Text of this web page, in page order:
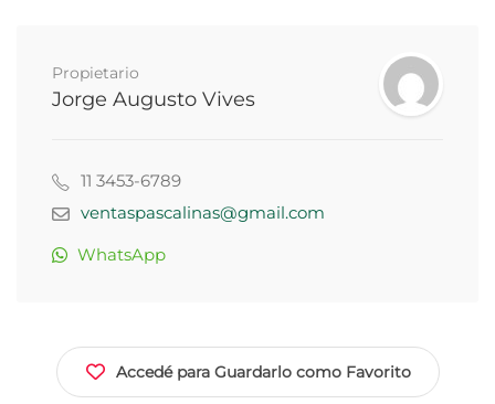
Propietario
Jorge Augusto Vives
11 3453-6789
ventaspascalinas@gmail.com
WhatsApp
Accedé para Guardarlo como Favorito